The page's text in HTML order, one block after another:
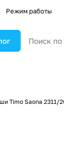
Режим работы
Timo Saona 2311/